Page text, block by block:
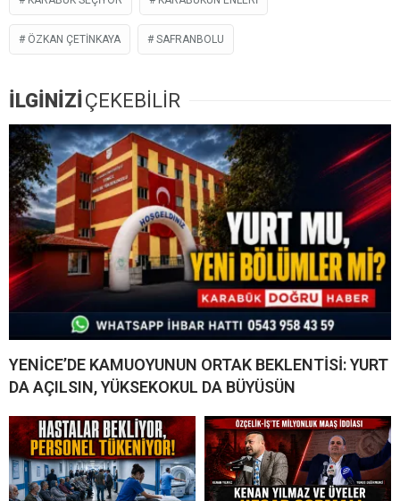
ÖZKAN ÇETINKAYA SAFRANBOLU
İLGİNİZİÇEKEBİLİR
YENİCE’DE KAMUOYUNUN ORTAK BEKLENTİSİ: YURT
DA AÇILSIN, YÜKSEKOKUL DA BÜYÜSÜN